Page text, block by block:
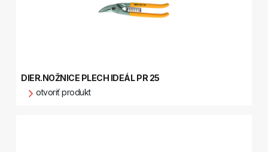
DIER.NOŽNICE PLECH IDEÁL PR 25
otvoriť produkt